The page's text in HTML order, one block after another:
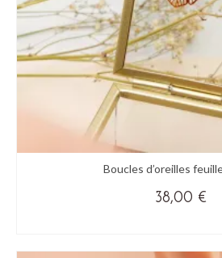
page
du
produit
Boucles d’oreilles
38,00 €